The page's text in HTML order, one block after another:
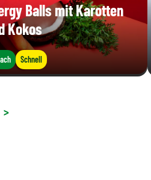
Balls mit Karotten
Kokos
Schnell
>